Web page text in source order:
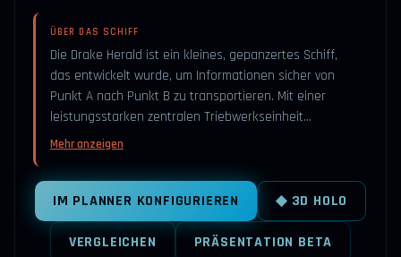
ÜBER DAS SCHIFF
Die Drake Herald ist ein kleines, gepanzertes Schiff,
das entwickelt wurde, um Informationen sicher von
Punkt A nach Punkt B zu transportieren. Mit einer
leistungsstarken zentralen Triebwerkseinheit…
Mehr anzeigen
IM PLANNER KONFIGURIEREN ◆ 3D HOLO
VERGLEICHEN PRÄSENTATION BETA